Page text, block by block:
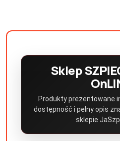
Sklep
Produkty prezentowane
dostępność i pełny opis
sklepie